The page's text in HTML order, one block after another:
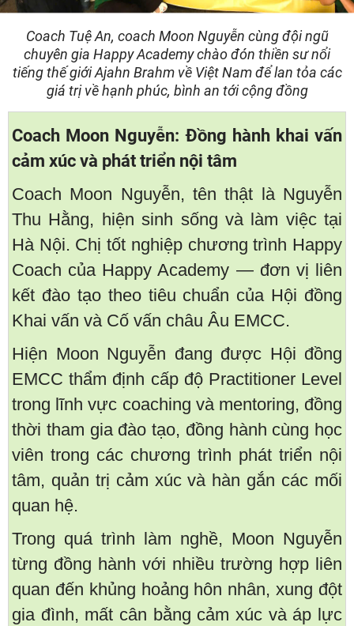
Coach Tuệ An, coach Moon Nguyễn cùng đội ngũ
chuyên gia Happy Academy chào đón thiền sư nổi
tiếng thế giới Ajahn Brahm về Việt Nam để lan tỏa các
giá trị về hạnh phúc, bình an tới cộng đồng
Coach Moon Nguyễn: Đồng hành khai vấn
cảm xúc và phát triển nội tâm
Coach Moon Nguyễn, tên thật là Nguyễn
Thu Hằng, hiện sinh sống và làm việc tại
Hà Nội. Chị tốt nghiệp chương trình Happy
Coach của Happy Academy — đơn vị liên
kết đào tạo theo tiêu chuẩn của Hội đồng
Khai vấn và Cố vấn châu Âu EMCC.
Hiện Moon Nguyễn đang được Hội đồng
EMCC thẩm định cấp độ Practitioner Level
trong lĩnh vực coaching và mentoring, đồng
thời tham gia đào tạo, đồng hành cùng học
viên trong các chương trình phát triển nội
tâm, quản trị cảm xúc và hàn gắn các mối
quan hệ.
Trong quá trình làm nghề, Moon Nguyễn
từng đồng hành với nhiều trường hợp liên
quan đến khủng hoảng hôn nhân, xung đột
gia đình, mất cân bằng cảm xúc và áp lực